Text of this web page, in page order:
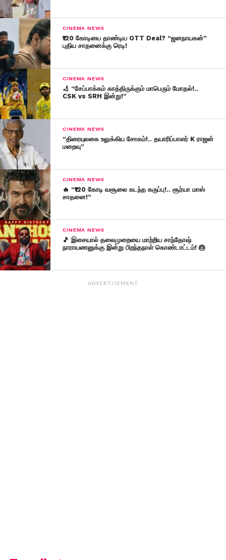
CINEMA NEWS
₹120 கோடியை தாண்டிய OTT Deal? “ஜனநாயகன்”
புதிய சாதனைக்கு ரெடி!
CINEMA NEWS
🏏 “சேப்பாக்கம் காத்திருக்கும் மாபெரும் மோதல்!..
CSK vs SRH இன்று!”
CINEMA NEWS
“திரையுலகை உலுக்கிய சோகம்!.. தயாரிப்பாளர் K ராஜன்
மறைவு”
CINEMA NEWS
🔥 “₹120 கோடி வசூலை கடந்த கருப்பு!.. சூர்யா மாஸ்
சாதனை!”
CINEMA NEWS
🎵 இசையால் தலைமுறையை மாற்றிய சாந்தோஷ்
நாராயணனுக்கு இன்று பிறந்தநாள் கொண்டாட்டம்! 🎂
ADVERTISEMENT